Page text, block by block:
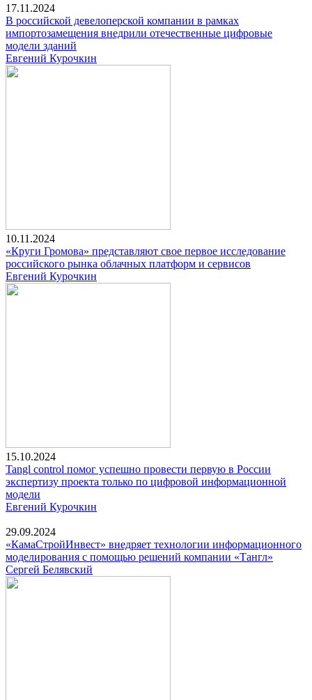
17.11.2024
В российской девелоперской компании в рамках
импортозамещения внедрили отечественные цифровые
модели зданий
Евгений Курочкин
10.11.2024
«Круги Громова» представляют свое первое исследование
российского рынка облачных платформ и сервисов
Евгений Курочкин
15.10.2024
Tangl control помог успешно провести первую в России
экспертизу проекта только по цифровой информационной
модели
Евгений Курочкин
29.09.2024
«КамаСтройИнвест» внедряет технологии информационного
моделирования с помощью решений компании «Тангл»
Сергей Белявский